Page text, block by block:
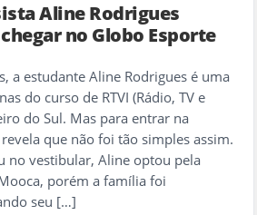
Aline Rodrigues
no Globo Esporte
a estudante Aline Rodrigues é uma
do curso de RTVI (Rádio, TV e
do Sul. Mas para entrar na
que não foi tão simples assim.
no vestibular, Aline optou pela
porém a família foi
seu […]